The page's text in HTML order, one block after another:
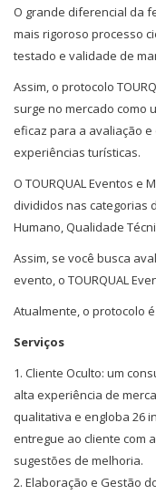
O grande diferencial da
mais rigoroso processo
testado e validade de
Assim, o protocolo
surge no mercado como
eficaz para a avaliação
experiências turísticas.
O TOURQUAL Eventos e
divididos nas categorias
Humano, Qualidade
Assim, se você busca
evento, o TOURQUAL
Atualmente, o protocolo
Serviços
Cliente Oculto: um
alta experiência de
qualitativa e engloba 26
entregue ao cliente com
sugestões de melhoria.
Elaboração e Gestão